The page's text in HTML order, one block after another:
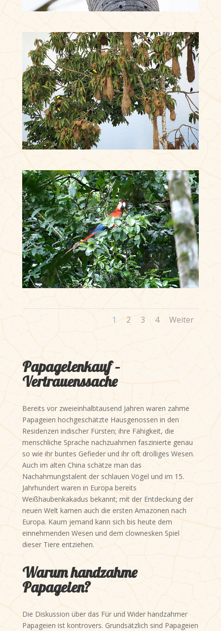
1 2 3 4 Weiter
Papageienkauf –
Vertrauenssache
Bereits vor zweieinhalbtausend Jahren waren zahme
Papageien hochgeschätzte Hausgenossen in den
Residenzen indischer Fürsten; ihre Fähigkeit, die
menschliche Sprache nachzuahmen faszinierte genau
so wie ihr buntes Gefieder und ihr oft drolliges Wesen.
Auch im alten China schätze man das
Nachahmungstalent der schlauen Vögel und im 15.
Jahrhundert waren in Europa bereits
Weißhaubenkakadus bekannt; mit der Entdeckung der
neuen Welt kamen auch die ersten Amazonen nach
Europa. Kaum jemand kann sich bis heute dem
einnehmenden Wesen und dem clownesken Spiel
dieser Tiere entziehen.
Warum handzahme
Papageien?
Die Diskussion über das Für und Wider handzahmer
Papageien ist kontrovers. Grundsätzlich sind Papageien